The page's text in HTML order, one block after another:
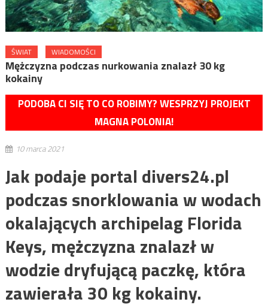
ŚWIAT WIADOMOŚCI
Mężczyzna podczas nurkowania znalazł 30 kg
kokainy
PODOBA CI SIĘ TO CO ROBIMY? WESPRZYJ PROJEKT
MAGNA POLONIA!
10 marca 2021
Jak podaje portal divers24.pl
podczas snorklowania w wodach
okalających archipelag Florida
Keys, mężczyzna znalazł w
wodzie dryfującą paczkę, która
zawierała 30 kg kokainy.